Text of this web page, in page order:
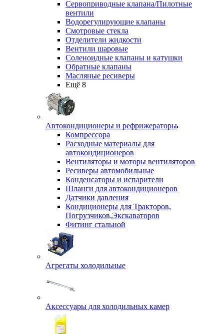
Сервоприводные клапана/Пилотные
вентили
Водорегулирующие клапаны
Смотровые стекла
Отделители жидкости
Вентили шаровые
Соленоидные клапаны и катушки
Обратные клапаны
Масляные ресиверы
Ещё 8
Автокондиционеры и рефрижераторы
Компрессора
Расходные материалы для
автокондиционеров
Вентиляторы и моторы вентиляторов
Ресиверы автомобильные
Конденсаторы и испарители
Шланги для автокондиционеров
Датчики давления
Кондиционеры для Тракторов,
Погрузчиков,Экскаваторов
Фитинг стальной
Агрегаты холодильные
Аксессуары для холодильных камер